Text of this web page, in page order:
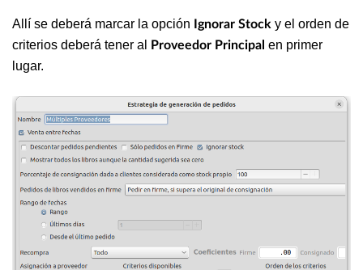
Allí se deberá marcar la opción Ignorar Stock y el orden de
criterios deberá tener al
Proveedor Principal en primer
lugar.